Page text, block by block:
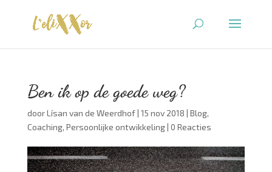
Ben ik op de goede weg?
doorLísan van de Weerdhof| 15 nov 2018 | Blog,
Coaching, Persoonlijke ontwikkeling| 0 Reacties